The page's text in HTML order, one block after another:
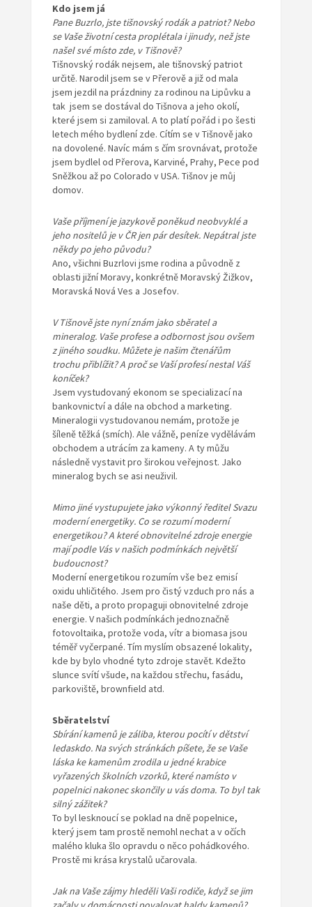
Kdo jsem já
Pane Buzrlo, jste tišnovský rodák a patriot? Nebo
se Vaše životní cesta proplétala i jinudy, než jste
našel své místo zde, v Tišnově?
Tišnovský rodák nejsem, ale tišnovský patriot
určitě. Narodil jsem se v Přerově a již od mala
jsem jezdil na prázdniny za rodinou na Lipůvku a
tak jsem se dostával do Tišnova a jeho okolí,
které jsem si zamiloval. A to platí pořád i po šesti
letech mého bydlení zde. Cítím se v Tišnově jako
na dovolené. Navíc mám s čím srovnávat, protože
jsem bydlel od Přerova, Karviné, Prahy, Pece pod
Sněžkou až po Colorado v USA. Tišnov je můj
domov.
Vaše příjmení je jazykově poněkud neobvyklé a
jeho nositelů je v ČR jen pár desítek. Nepátral jste
někdy po jeho původu?
Ano, všichni Buzrlovi jsme rodina a původně z
oblasti jižní Moravy, konkrétně Moravský Žižkov,
Moravská Nová Ves a Josefov.
V Tišnově jste nyní znám jako sběratel a
mineralog. Vaše profese a odbornost jsou ovšem
z jiného soudku. Můžete je našim čtenářům
trochu přiblížit? A proč se Vaší profesí nestal Váš
koníček?
Jsem vystudovaný ekonom se specializací na
bankovnictví a dále na obchod a marketing.
Mineralogii vystudovanou nemám, protože je
šíleně těžká (smích). Ale vážně, peníze vydělávám
obchodem a utrácím za kameny. A ty můžu
následně vystavit pro širokou veřejnost. Jako
mineralog bych se asi neuživil.
Mimo jiné vystupujete jako výkonný ředitel Svazu
moderní energetiky. Co se rozumí moderní
energetikou? A které obnovitelné zdroje energie
mají podle Vás v našich podmínkách největší
budoucnost?
Moderní energetikou rozumím vše bez emisí
oxidu uhličitého. Jsem pro čistý vzduch pro nás a
naše děti, a proto propaguji obnovitelné zdroje
energie. V našich podmínkách jednoznačně
fotovoltaika, protože voda, vítr a biomasa jsou
téměř vyčerpané. Tím myslím obsazené lokality,
kde by bylo vhodné tyto zdroje stavět. Kdežto
slunce svítí všude, na každou střechu, fasádu,
parkoviště, brownfield atd.
Sběratelství
Sbírání kamenů je záliba, kterou pocítí v dětství
ledaskdo. Na svých stránkách píšete, že se Vaše
láska ke kamenům zrodila u jedné krabice
vyřazenýchškolních vzorků, které namísto v
popelnici nakonec skončily u vás doma. To byl tak
silný zážitek?
To byl lesknoucí se poklad na dně popelnice,
který jsem tam prostě nemohl nechat a v očích
malého kluka šlo opravdu o něco pohádkového.
Prostě mi krása krystalů učarovala.
Jak na Vaše zájmy hleděli Vaši rodiče, když se jim